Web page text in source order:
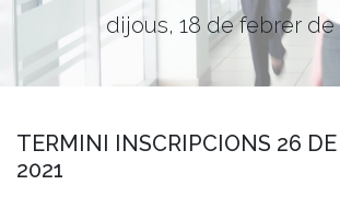
dijous, 18 de febrer de
TERMINI INSCRIPCIONS 26 DE
2021